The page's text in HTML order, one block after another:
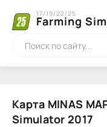
Farming
17/19/22/25
Карта MINAS
Simulator 2017